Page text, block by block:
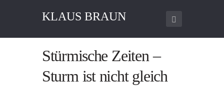
KLAUS BRAUN
Stürmische Zeiten –
Sturm ist nicht gleich